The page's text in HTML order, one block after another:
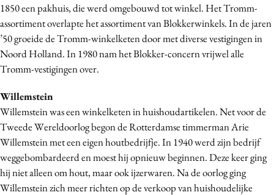
1850 een pakhuis, die werd omgebouwd tot winkel. Het Tromm-
assortiment overlapte het assortiment van Blokkerwinkels. In de jaren
’50 groeide de Tromm-winkelketen door met diverse vestigingen in
Noord Holland. In 1980 nam het Blokker-concern vrijwel alle
Tromm-vestigingen over.
Willemstein
Willemstein was een winkelketen in huishoudartikelen. Net voor de
Tweede Wereldoorlog begon de Rotterdamse timmerman Arie
Willemstein met een eigen houtbedrijfje. In 1940 werd zijn bedrijf
weggebombardeerd en moest hij opnieuw beginnen. Deze keer ging
hij niet alleen om hout, maar ook ijzerwaren. Na de oorlog ging
Willemstein zich meer richten op de verkoop van huishoudelijke